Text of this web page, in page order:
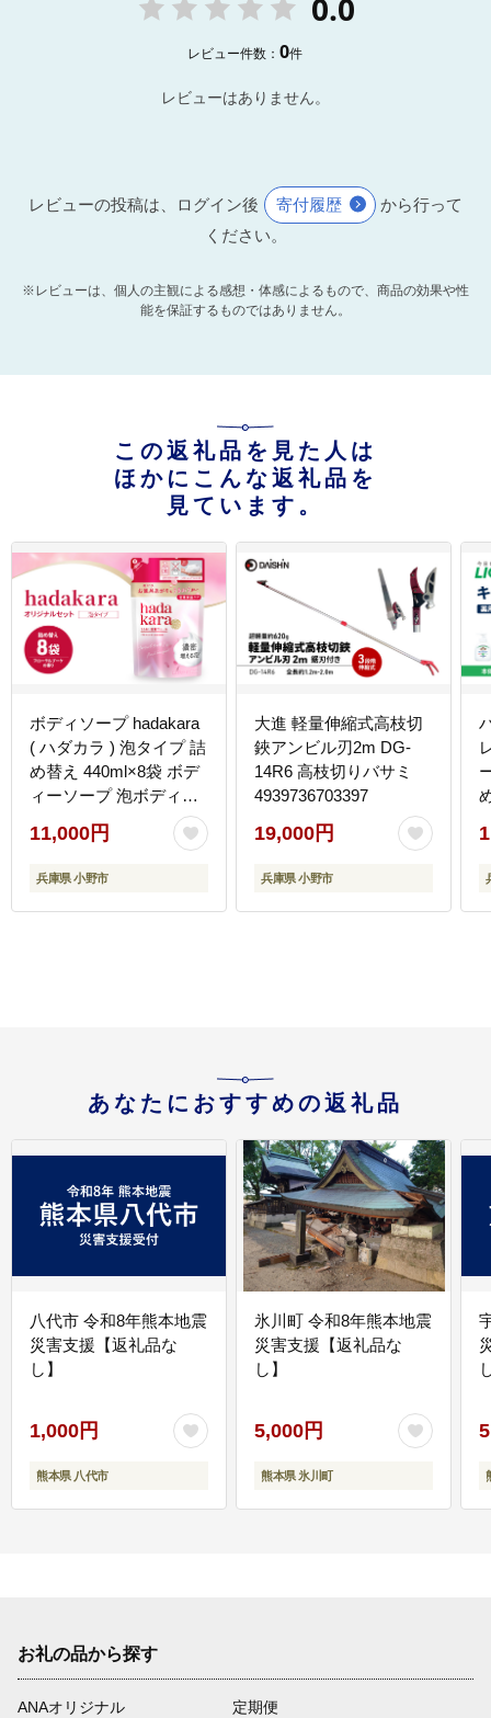
レビュー件数：0件
レビューはありません。
レビューの投稿は、ログイン後 寄付履歴
から行って
ください。
※レビューは、個人の主観による感想・体感によるもので、商品の効果や性
能を保証するものではありません。
この返礼品を見た人は
ほかにこんな返礼品を
見ています。
ボディソープ hadakara
( ハダカラ ) 泡タイプ 詰
め替え 440ml×8袋 ボデ
ィーソープ 泡ボディソ
ープ 泡 日用品 消耗品
バス用品 大容量 いい 匂
い ボディ 保湿 LION ラ
兵庫県 小野市
11,000円
兵庫県 小野市
大進 軽量伸縮式高枝切
鋏アンビル刃2m DG-
14R6 高枝切りバサミ
4939736703397
19,000円
兵庫県 小野市
あなたにおすすめの返礼品
八代市 令和8年熊本地震
災害支援【返礼品な
し】
1,000円
熊本県 八代市
氷川町 令和8年熊本地震
災害支援【返礼品な
し】
5,000円
熊本県 氷川町
お礼の品から探す
ANAオリジナル
定期便